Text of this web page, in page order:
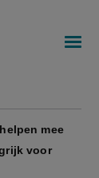
mee
voor